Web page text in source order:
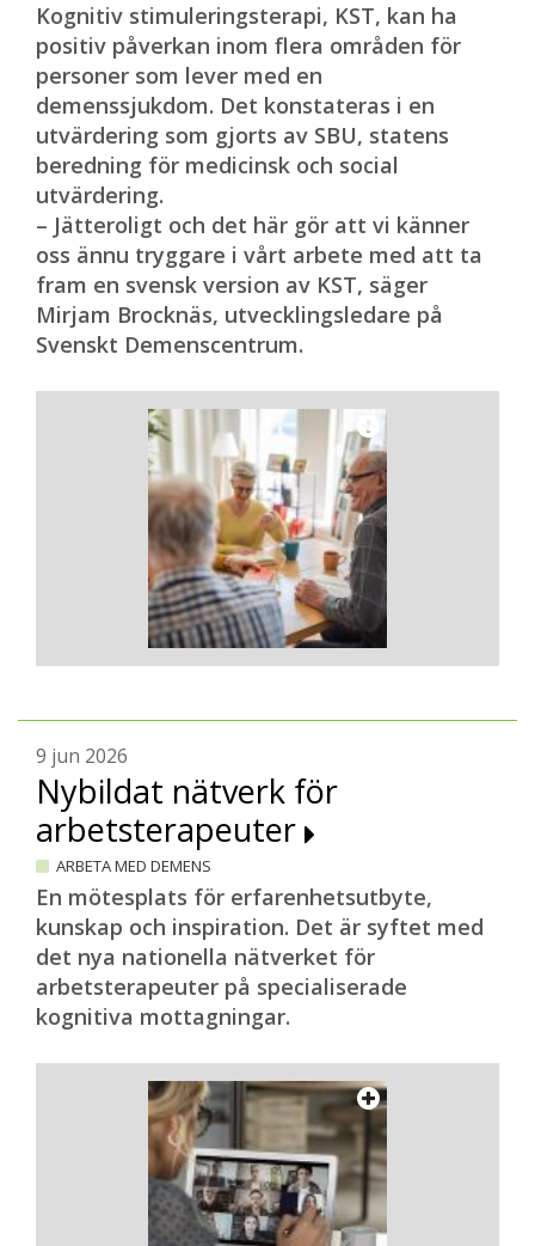
Kognitiv stimuleringsterapi, KST, kan ha
positiv påverkan inom flera områden för
personer som lever med en
demenssjukdom. Det konstateras i en
utvärdering som gjorts av SBU, statens
beredning för medicinsk och social
utvärdering.
– Jätteroligt och det här gör att vi känner
oss ännu tryggare i vårt arbete med att ta
fram en svensk version av KST, säger
Mirjam Brocknäs, utvecklingsledare på
Svenskt Demenscentrum.
9 jun 2026
Nybildat nätverk för
arbetsterapeuter
ARBETA MED DEMENS
En mötesplats för erfarenhetsutbyte,
kunskap och inspiration. Det är syftet med
det nya nationella nätverket för
arbetsterapeuter på specialiserade
kognitiva mottagningar.